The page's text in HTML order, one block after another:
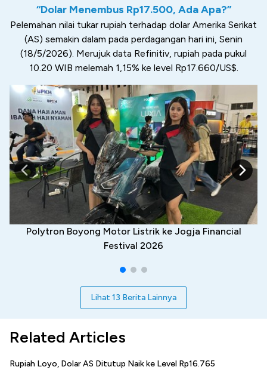
“Dolar Menembus Rp17.500, Ada Apa?”
Pelemahan nilai tukar rupiah terhadap dolar Amerika Serikat
(AS) semakin dalam pada perdagangan hari ini, Senin
(18/5/2026). Merujuk data Refinitiv, rupiah pada pukul
10.20 WIB melemah 1,15% ke level Rp17.660/US$.
Polytron Boyong Motor Listrik ke Jogja Financial
Festival 2026
Lihat 13 Berita Lainnya
Related Articles
Rupiah Loyo, Dolar AS Ditutup Naik ke Level Rp16.765